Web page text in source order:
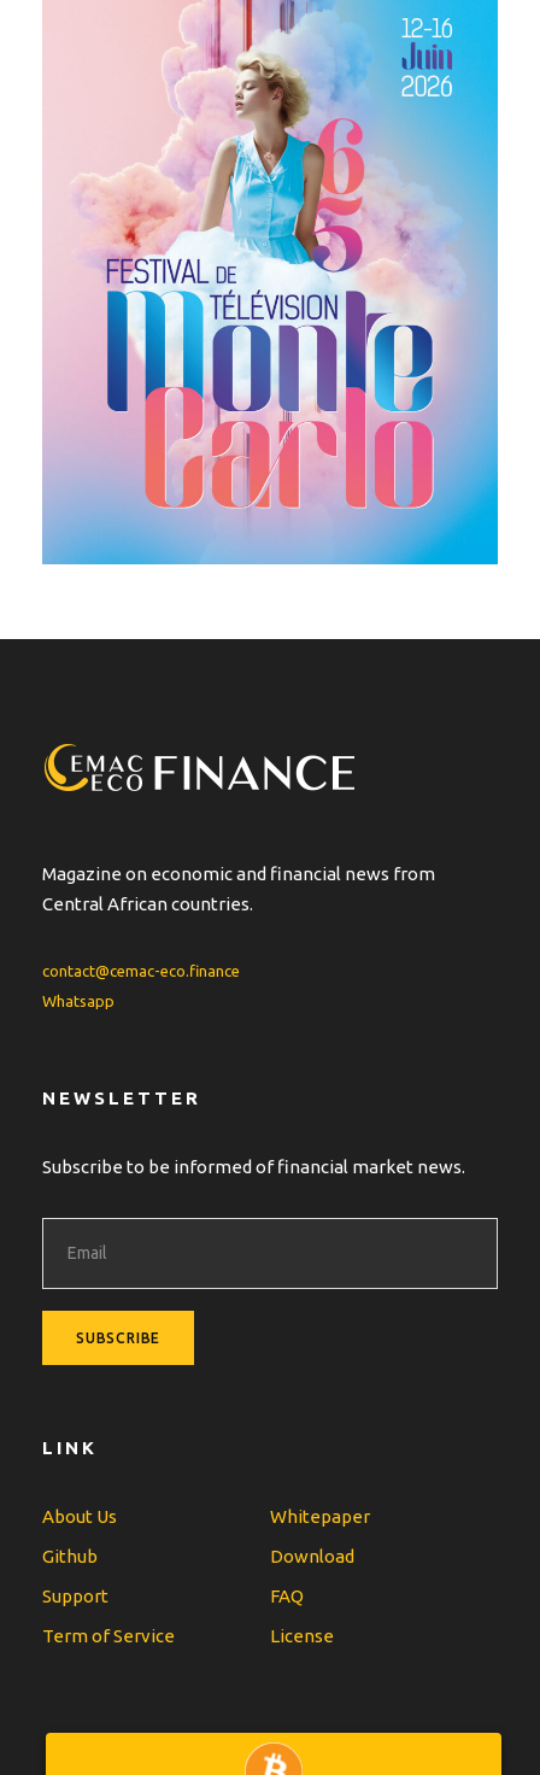
Magazine on economic and financial news from
Central African countries.
contact@cemac-eco.finance
Whatsapp
NEWSLETTER
Subscribe to be informed of financial market news.
LINK
About Us
Whitepaper
Github
Download
Support
FAQ
Term of Service
License